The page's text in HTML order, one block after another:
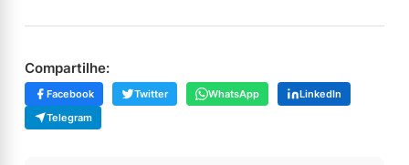
Compartilhe:
Facebook Twitter WhatsApp
LinkedIn
Telegram